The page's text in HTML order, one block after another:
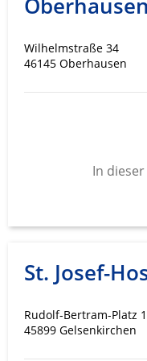
Oberhausen
Wilhelmstraße 34
46145 Oberhausen
In
St. Josef-
Rudolf-Bertram-Platz 1
45899 Gelsenkirchen